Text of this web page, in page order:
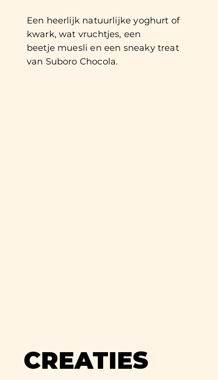
Een heerlijk natuurlijke yoghurt of
kwark, wat vruchtjes, een
beetje muesli en een sneaky treat
van Suboro Chocola.
CREATIES